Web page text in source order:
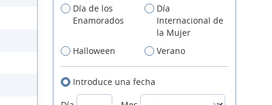
Día de los
Enamorados
Día
Internacional de
la Mujer
Halloween
Verano
Introduce una fecha